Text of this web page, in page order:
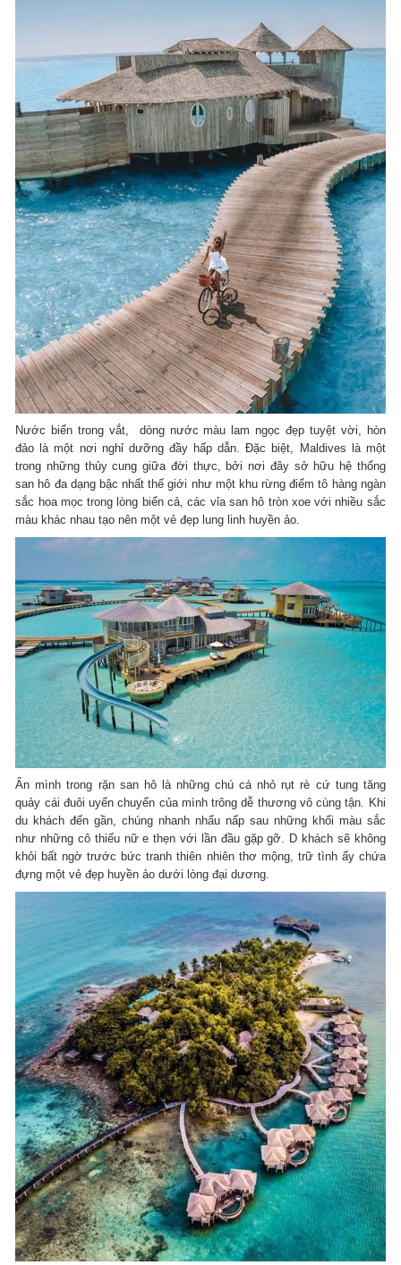
Nước biển trong vắt, dòng nước màu lam ngọc đẹp tuyệt vời, hòn
đảo là một nơi nghỉ dưỡng đầy hấp dẫn. Đặc biệt, Maldives là một
trong những thủy cung giữa đời thực, bởi nơi đây sở hữu hệ thống
san hô đa dạng bậc nhất thế giới như một khu rừng điểm tô hàng ngàn
sắc hoa mọc trong lòng biển cả, các vỉa san hô tròn xoe với nhiều sắc
màu khác nhau tạo nên một vẻ đẹp lung linh huyền ảo.
Ẩn mình trong rặn san hô là những chú cá nhỏ rụt rè cứ tung tăng
quảy cái đuôi uyển chuyển của mình trông dễ thương vô cùng tận. Khi
du khách đến gần, chúng nhanh nhẩu nấp sau những khối màu sắc
như những cô thiếu nữ e thẹn với lần đầu gặp gỡ. D khách sẽ không
khỏi bất ngờ trước bức tranh thiên nhiên thơ mộng, trữ tình ấy chứa
đựng một vẻ đẹp huyền ảo dưới lòng đại dương.